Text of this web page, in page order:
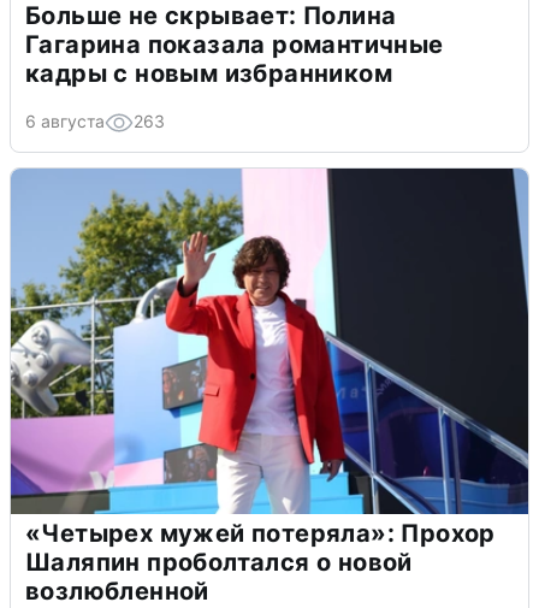
Больше не скрывает: Полина
Гагарина показала романтичные
кадры с новым избранником
6 августа 263
«Четырех мужей потеряла»: Прохор
Шаляпин проболтался о новой
возлюбленной